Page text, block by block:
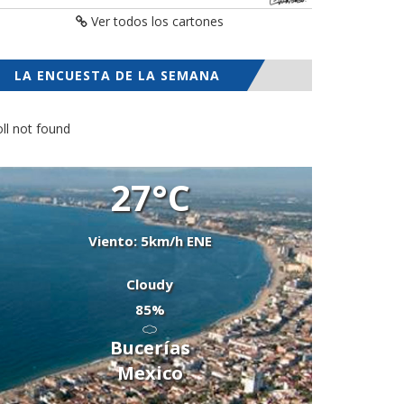
Ver todos los cartones
LA ENCUESTA DE LA SEMANA
not found
27°C
Viento: 5km/h ENE
Cloudy
85%
Bucerías
Mexico